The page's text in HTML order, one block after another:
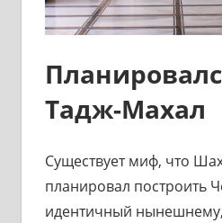
Тадж-Махал
Существует миф, что
планировал построить
идентичный